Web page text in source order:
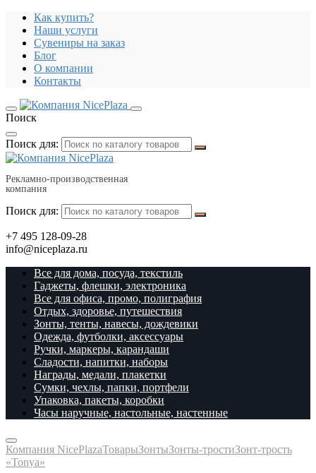
Как купить?
Наши услуги
Сувениры на заказ
Блог
О компании
Контакты
Поиск
Поиск для:
Рекламно-производственная
компания
Поиск для:
+7 495 128-09-28
info@niceplaza.ru
Все для дома, посуда, текстиль
Гаджеты, флешки, электроника
Все для офиса, промо, полиграфия
Отдых, здоровье, путешествия
Зонты, тенты, навесы, дождевики
Одежда, футболки, аксессуары
Ручки, маркеры, карандаши
Сладости, напитки, наборы
Награды, медали, плакетки
Сумки, чехлы, папки, портфели
Упаковка, пакеты, коробки
Часы наручные, настольные, настенные
Компания NicePlazaТоварыЗонтыЗонты-тростиЗонт-трость
«Tonya»